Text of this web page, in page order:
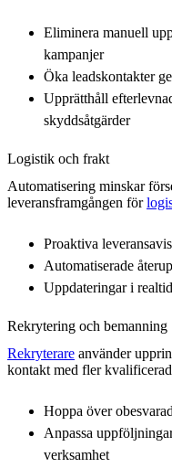
Eliminera manuell
kampanjer
Öka leadskontakter
Upprätthåll
skyddsåtgärder
Logistik och frakt
Automatisering minskar
leveransframgången för
Proaktiva
Automatiserade
Uppdateringar i
Rekrytering och bemanning
Rekryterare använder
kontakt med fler
Hoppa över
Anpassa
verksamhet